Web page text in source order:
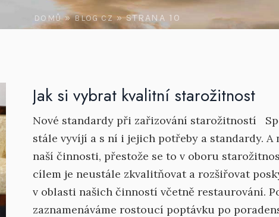
DOMŮ»BLOG CZ »STRANA 10
Jak si vybrat kvalitní starožitnost
Nové standardy při zařizování starožitností
stále vyvíjí a s ní i jejich potřeby a standardy. A
naší činnosti, přestože se to v oboru
cílem je neustále zkvalitňovat a rozšiřovat
v oblasti našich činností včetně restaurování.
zaznamenáváme rostoucí poptávku po